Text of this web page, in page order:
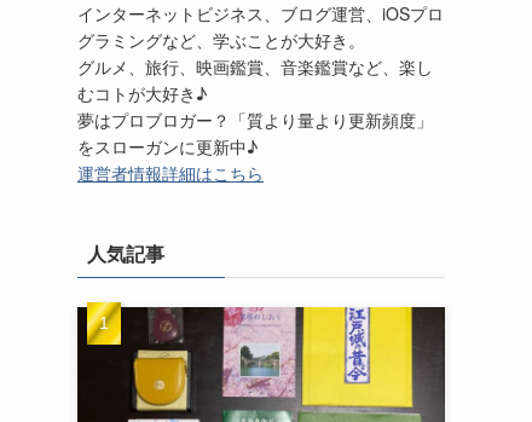
インターネットビジネス、ブログ運営、iOSプロ
グラミングなど、学ぶことが大好き。
グルメ、旅行、映画鑑賞、音楽鑑賞など、楽し
むコトが大好き♪
夢はプロブロガー？「質より量より更新頻度」
をスローガンに更新中♪
運営者情報詳細はこちら
人気記事